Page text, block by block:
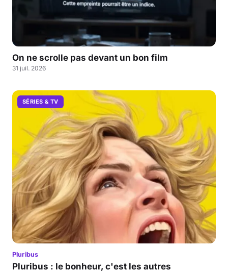
On ne scrolle pas devant un bon film
31 juil. 2026
SÉRIES & TV
Pluribus
Pluribus : le bonheur, c'est les autres